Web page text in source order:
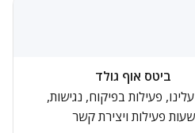
ביטס אוף גולד
פעילות בפיקוח, נגישות,
שעות פעילות ויצירת קשר